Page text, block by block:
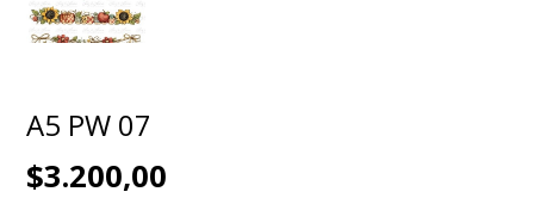
A5 PW 07
$3.200,00